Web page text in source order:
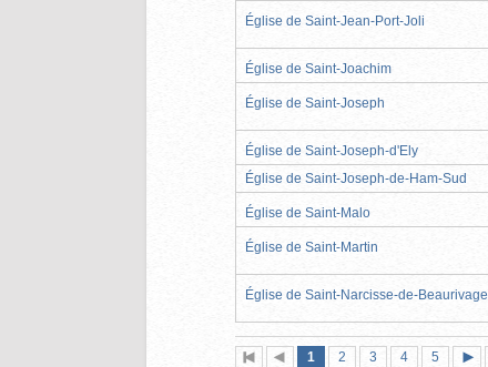
Église de Saint-Jean-Port-Joli
Église de Saint-Joachim
Église de Saint-Joseph
Église de Saint-Joseph-d'Ely
Église de Saint-Joseph-de-Ham-Sud
Église de Saint-Malo
Église de Saint-Martin
Église de Saint-Narcisse-de-Beaurivage
PremièrePage
Page
1 (pagePage
2 Page
3 Page
4 Page
5